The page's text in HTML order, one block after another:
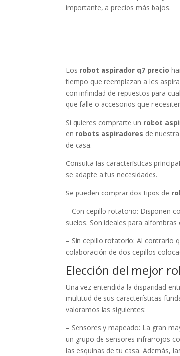
importante, a precios más bajos.
Los robot aspirador q7 precio
tiempo que reemplazan a los
con infinidad de repuestos para
que falle o accesorios que
Si quieres comprarte un robot
en robots aspiradores de
de casa.
Consulta las características
se adapte a tus necesidades.
Se pueden comprar dos tipos de
– Con cepillo rotatorio: Disponen
suelos. Son ideales para
– Sin cepillo rotatorio: Al contrario
colaboración de dos cepillos
Elección del mejor
Una vez entendida la disparidad
multitud de sus características
valoramos las siguientes:
– Sensores y mapeado: La gran
un grupo de sensores infrarrojos
las esquinas de tu casa. Además,